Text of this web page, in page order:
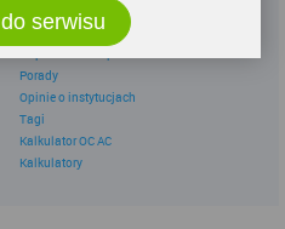
eBroker Ekstra
Artykuły
Porady
Opinie o instytucjach
Tagi
Kalkulator OC AC
Kalkulatory
cookies możliwy jest do
każdego użytkownika. Bez
w plikach cookies mogą
urządzenia.
w technologii cookies jest
Rankomat Sp. z o. o. Sp.
Wolska 88, 01 - 141 Warszawa.
czasie skontaktować się z
jak również wyrazić
serwisu